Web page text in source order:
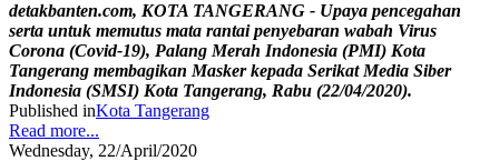
detakbanten.com, KOTA TANGERANG - Upaya pencegahan
serta untuk memutus mata rantai penyebaran wabah Virus
Corona (Covid-19), Palang Merah Indonesia (PMI) Kota
Tangerang membagikan Masker kepada Serikat Media Siber
Indonesia (SMSI) Kota Tangerang, Rabu (22/04/2020).
Published inKota Tangerang
Read more...
Wednesday, 22/April/2020